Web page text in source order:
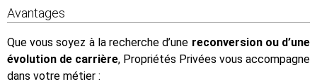
Avantages
Que vous soyez à la recherche d’une reconversion ou d’une
évolution de carrière, Propriétés Privées vous accompagne
dans votre métier :